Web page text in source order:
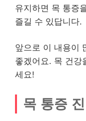
유지하면 목 통증
즐길 수 있답니다.
앞으로 이 내용이
좋겠어요. 목 건강
세요!
목 통증